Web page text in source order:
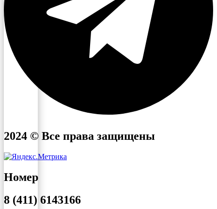
2024 © Все права защищены
Номер
8 (411) 6143166